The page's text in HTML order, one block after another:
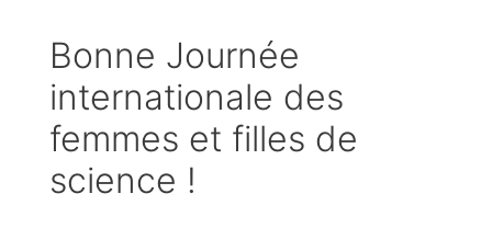
Bonne Journée
internationale des
femmes et filles de
science !